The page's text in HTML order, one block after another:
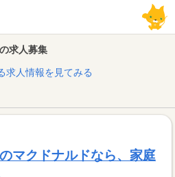
求人募集
求人情報を見てみる
マクドナルドなら、家庭